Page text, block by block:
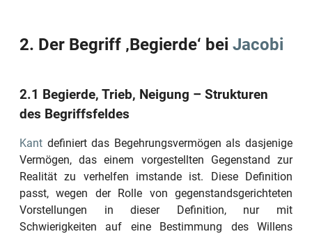
2. Der Begriff ‚Begierde‘ bei Jacobi
2.1 Begierde, Trieb, Neigung – Strukturen
des Begriffsfeldes
Kant definiert das Begehrungsvermögen als dasjenige
Vermögen, das einem vorgestellten Gegenstand zur
Realität zu verhelfen imstande ist. Diese Definition
passt, wegen der Rolle von gegenstandsgerichteten
Vorstellungen in dieser Definition, nur mit
Schwierigkeiten auf eine Bestimmung des Willens